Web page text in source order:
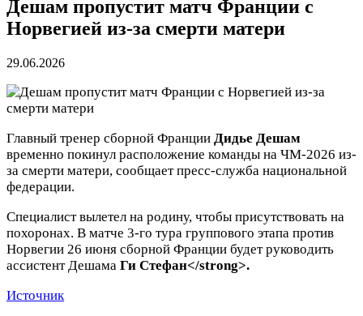
Дешам пропустит матч Франции с
Норвегией из-за смерти матери
29.06.2026
Главный тренер сборной Франции Дидье Дешам
временно покинул расположение команды на ЧМ-2026 из-
за смерти матери, сообщает пресс-служба национальной
федерации.
Специалист вылетел на родину, чтобы присутствовать на
похоронах. В матче 3-го тура группового этапа против
Норвегии 26 июня сборной Франции будет руководить
ассистент Дешама Ги Стефан</strong>.
Источник